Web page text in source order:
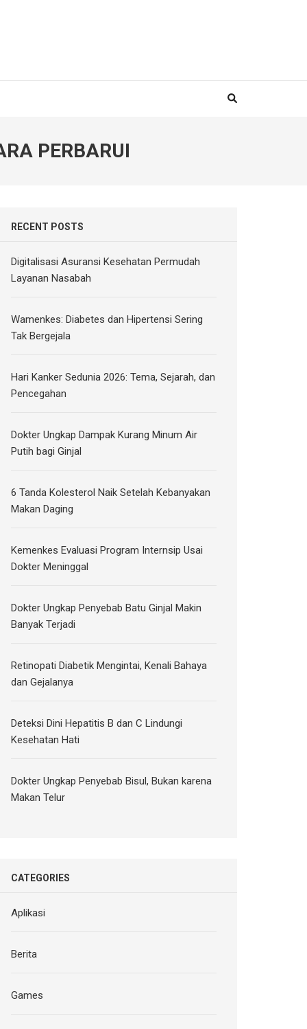
PERBARUI
RECENT POSTS
Digitalisasi Asuransi Kesehatan Permudah
Layanan Nasabah
Wamenkes: Diabetes dan Hipertensi Sering
Tak Bergejala
Hari Kanker Sedunia 2026: Tema, Sejarah, dan
Pencegahan
Dokter Ungkap Dampak Kurang Minum Air
Putih bagi Ginjal
6 Tanda Kolesterol Naik Setelah Kebanyakan
Makan Daging
Kemenkes Evaluasi Program Internsip Usai
Dokter Meninggal
Dokter Ungkap Penyebab Batu Ginjal Makin
Banyak Terjadi
Retinopati Diabetik Mengintai, Kenali Bahaya
dan Gejalanya
Deteksi Dini Hepatitis B dan C Lindungi
Kesehatan Hati
Dokter Ungkap Penyebab Bisul, Bukan karena
Makan Telur
CATEGORIES
Aplikasi
Berita
Games